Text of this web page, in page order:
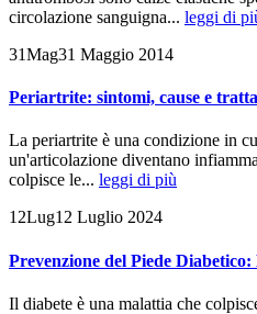
circolazione sanguigna... leggi di
31Mag31 Maggio 2014
Periartrite: sintomi, cause e
La periartrite è una condizione in
un'articolazione diventano
colpisce le... leggi di più
12Lug12 Luglio 2024
Prevenzione del Piede
Il diabete è una malattia che